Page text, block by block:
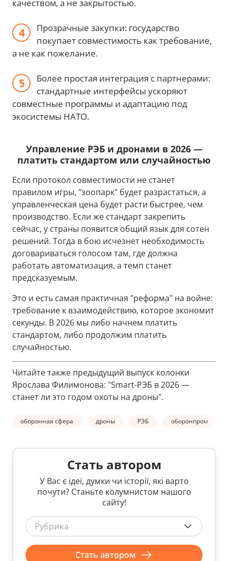
качеством, а не закрытостью.
Прозрачные закупки: государство
покупает совместимость как требование,
а не как пожелание.
Более простая интеграция с партнерами:
стандартные интерфейсы ускоряют
совместные программы и адаптацию под
экосистемы НАТО.
Управление РЭБ и дронами в 2026 —
платить стандартом или случайностью
Если протокол совместимости не станет
правилом игры, "зоопарк" будет разрастаться, а
управленческая цена будет расти быстрее, чем
производство. Если же стандарт закрепить
сейчас, у страны появится общий язык для сотен
решений. Тогда в бою исчезнет необходимость
договариваться голосом там, где должна
работать автоматизация, а темп станет
предсказуемым.
Это и есть самая практичная "реформа" на войне:
требование к взаимодействию, которое экономит
секунды. В 2026 мы либо начнем платить
стандартом, либо продолжим платить
случайностью.
Читайте также предыдущий выпуск колонки
Ярослава Филимонова: "Smart-РЭБ в 2026 —
станет ли это годом охоты на дроны".
оборонная сфера дроны РЭБ оборонпром
Стать автором
У Вас є ідеї, думки чи історії, які варто
почути? Станьте колумнистом нашого
сайту!
Рубрика
Стать автором